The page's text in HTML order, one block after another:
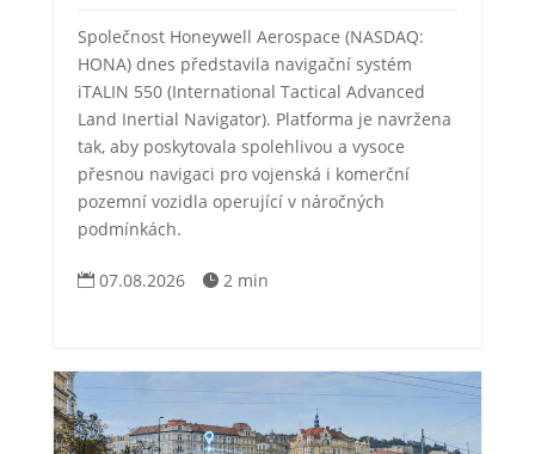
Společnost Honeywell Aerospace (NASDAQ:
HONA) dnes představila navigační systém
iTALIN 550 (International Tactical Advanced
Land Inertial Navigator). Platforma je navržena
tak, aby poskytovala spolehlivou a vysoce
přesnou navigaci pro vojenská i komerční
pozemní vozidla operující v náročných
podmínkách.
 07.08.2026  2 min